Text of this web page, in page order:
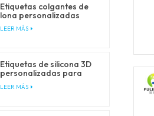
Etiquetas colgantes de
lona personalizadas
para marcas de ropa y
moda.
LEER MÁS
Etiquetas de silicona 3D
personalizadas para
ropa y accesorios.
LEER MÁS